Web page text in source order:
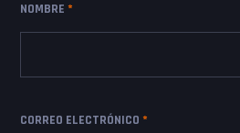
NOMBRE *
CORREO ELECTRÓNICO *